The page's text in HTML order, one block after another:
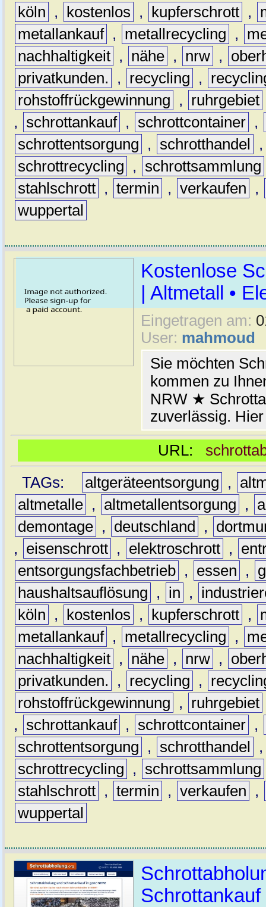
köln , kostenlos , kupferschrott ,
metallankauf , metallrecycling ,
nachhaltigkeit , nähe , nrw ,
privatkunden.
, recycling ,
rohstoffrückgewinnung
, ruhrgebiet
,
schrottankauf , schrottcontainer ,
schrottentsorgung
, schrotthandel
schrottrecycling
, schrottsammlung
stahlschrott , termin , verkaufen
,
wuppertal
Kostenlose
| Altmetall •
Eingetragen am:
User: mahmoud
Sie möchten
kommen zu
NRW ★
zuverlässig.
URL:
TAGs:
altgeräteentsorgung ,
altmetalle , altmetallentsorgung ,
demontage , deutschland ,
,
eisenschrott , elektroschrott ,
entsorgungsfachbetrieb , essen ,
haushaltsauflösung
, in ,
köln
, kostenlos , kupferschrott ,
metallankauf , metallrecycling ,
nachhaltigkeit , nähe , nrw ,
privatkunden.
, recycling ,
rohstoffrückgewinnung
, ruhrgebiet
,
schrottankauf , schrottcontainer ,
schrottentsorgung
, schrotthandel
schrottrecycling
, schrottsammlung
stahlschrott , termin , verkaufen
,
wuppertal
Schrottankauf